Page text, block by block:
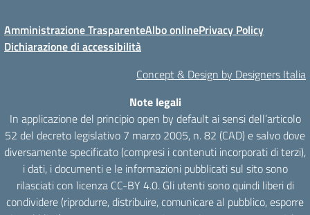
Amministrazione TrasparenteAlbo onlinePrivacy Policy
Dichiarazione di accessibilità
Concept & Design by Designers Italia
Note legali
In applicazione del principio open by default ai sensi dell’articolo
52 del decreto legislativo 7 marzo 2005, n. 82 (CAD) e salvo dove
diversamente specificato (compresi i contenuti incorporati di terzi),
i dati, i documenti e le informazioni pubblicati sul sito sono
rilasciati con licenza CC-BY 4.0. Gli utenti sono quindi liberi di
condividere (riprodurre, distribuire, comunicare al pubblico, esporre